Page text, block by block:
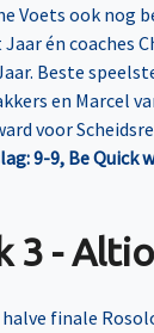
Voets ook nog
én coaches
Beste
en Marcel
voor
9-9, Be Quick
3 -
finale